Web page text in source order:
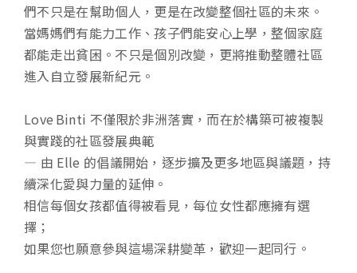
們不只是在幫助個人，更是在改變整個社區的未來。
當媽媽們有能力工作、孩子們能安心上學，整個家庭
都能走出貧困。不只是個別改變，更將推動整體社區
進入自立發展新紀元。
Love Binti 不僅限於非洲落實，而在於構築可被複製
與實踐的社區發展典範
— 由 Elle 的倡議開始，逐步擴及更多地區與議題，持
續深化愛與力量的延伸。
相信每個女孩都值得被看見，每位女性都應擁有選
擇；
如果您也願意參與這場深耕變革，歡迎一起同行。